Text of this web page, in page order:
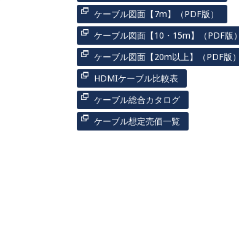
ケーブル図面【7m】（PDF版）
ケーブル図面【10・15m】（PDF版
ケーブル図面【20m以上】（PDF版
HDMIケーブル比較表
ケーブル総合カタログ
ケーブル想定売価一覧